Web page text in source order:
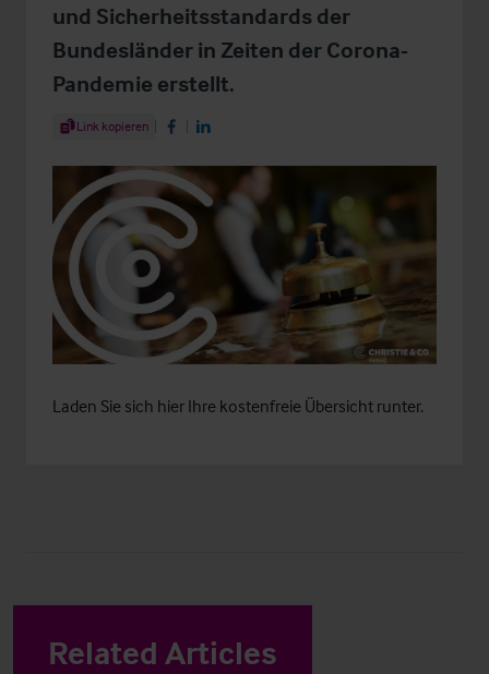
und Sicherheitsstandards der
Bundesländer in Zeiten der Corona-
Pandemie erstellt.
Share Article
Link kopieren Share on Facebook
Share on LinkedIn
Laden Sie sich hier Ihre kostenfreie Übersicht runter.
Related Articles